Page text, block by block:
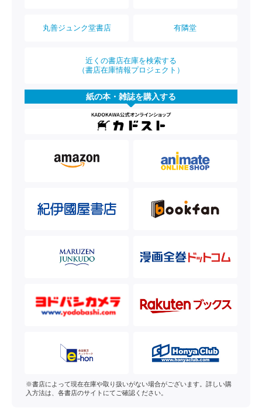
丸善ジュンク堂書店 有隣堂
近くの書店在庫を検索する
（書店在庫情報プロジェクト）
紙の本・雑誌を購入する
※書店によって現在在庫や取り扱いがない場合がございます。詳しい購
入方法は、各書店のサイトにてご確認ください。